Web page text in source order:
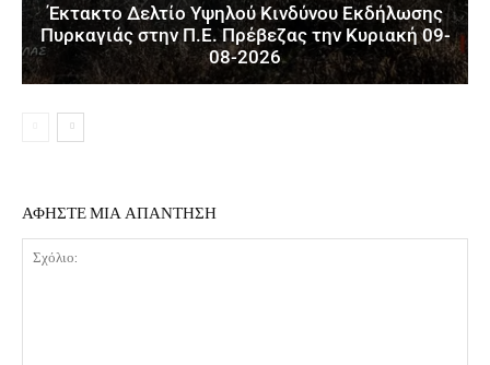
Έκτακτο Δελτίο Υψηλού Κινδύνου Εκδήλωσης
Πυρκαγιάς στην Π.Ε. Πρέβεζας την Κυριακή 09-
08-2026
ΑΦΗΣΤΕ ΜΙΑ ΑΠΑΝΤΗΣΗ